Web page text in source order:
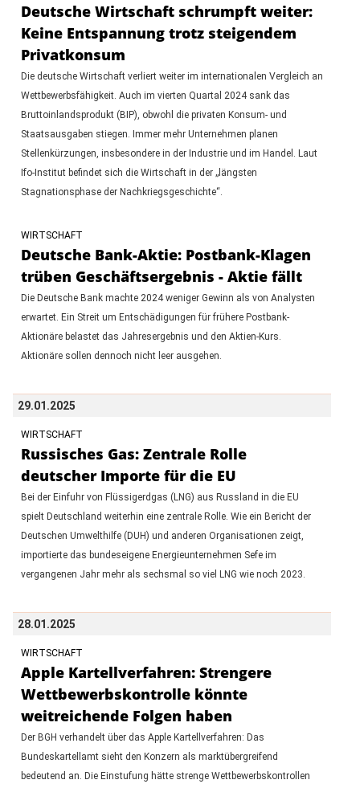
Deutsche Wirtschaft schrumpft weiter:
Keine Entspannung trotz steigendem
Privatkonsum
Die deutsche Wirtschaft verliert weiter im internationalen Vergleich an
Wettbewerbsfähigkeit. Auch im vierten Quartal 2024 sank das
Bruttoinlandsprodukt (BIP), obwohl die privaten Konsum- und
Staatsausgaben stiegen. Immer mehr Unternehmen planen
Stellenkürzungen, insbesondere in der Industrie und im Handel. Laut
Ifo-Institut befindet sich die Wirtschaft in der „längsten
Stagnationsphase der Nachkriegsgeschichte“.
WIRTSCHAFT
Deutsche Bank-Aktie: Postbank-Klagen
trüben Geschäftsergebnis - Aktie fällt
Die Deutsche Bank machte 2024 weniger Gewinn als von Analysten
erwartet. Ein Streit um Entschädigungen für frühere Postbank-
Aktionäre belastet das Jahresergebnis und den Aktien-Kurs.
Aktionäre sollen dennoch nicht leer ausgehen.
29.01.2025
WIRTSCHAFT
Russisches Gas: Zentrale Rolle
deutscher Importe für die EU
Bei der Einfuhr von Flüssigerdgas (LNG) aus Russland in die EU
spielt Deutschland weiterhin eine zentrale Rolle. Wie ein Bericht der
Deutschen Umwelthilfe (DUH) und anderen Organisationen zeigt,
importierte das bundeseigene Energieunternehmen Sefe im
vergangenen Jahr mehr als sechsmal so viel LNG wie noch 2023.
28.01.2025
WIRTSCHAFT
Apple Kartellverfahren: Strengere
Wettbewerbskontrolle könnte
weitreichende Folgen haben
Der BGH verhandelt über das Apple Kartellverfahren: Das
Bundeskartellamt sieht den Konzern als marktübergreifend
bedeutend an. Die Einstufung hätte strenge Wettbewerbskontrollen